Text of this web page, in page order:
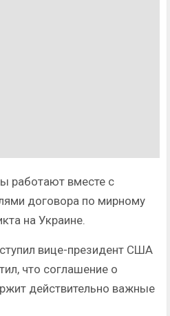
работают вместе с
договора по мирному
на Украине.
вице-президент США
что соглашение о
действительно важные